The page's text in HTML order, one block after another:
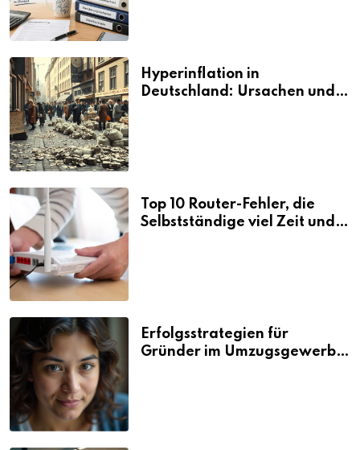
Hyperinflation in
Deutschland: Ursachen und
Top 10 Router-Fehler, die
Selbstständige viel Zeit und
Erfolgsstrategien für
Gründer im Umzugsgewerbe